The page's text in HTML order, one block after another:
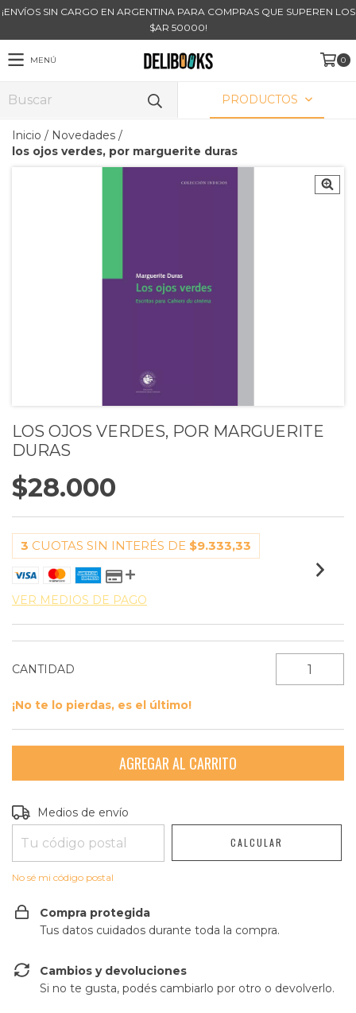
¡ENVÍOS SIN CARGO EN ARGENTINA PARA COMPRAS QUE SUPEREN LOS
$AR 50000!
MENÚ 0
PRODUCTOS
Inicio / Novedades /
los ojos verdes, por marguerite duras
LOS OJOS VERDES, POR MARGUERITE
DURAS
$28.000
3 CUOTAS SIN INTERÉS DE $9.333,33
VER MEDIOS DE PAGO
CANTIDAD
¡No te lo pierdas, es el último!
Entregas para el CP:
Medios de envío
CALCULAR
No sé mi código postal
Compra protegida
Tus datos cuidados durante toda la compra.
Cambios y devoluciones
Si no te gusta, podés cambiarlo por otro o devolverlo.